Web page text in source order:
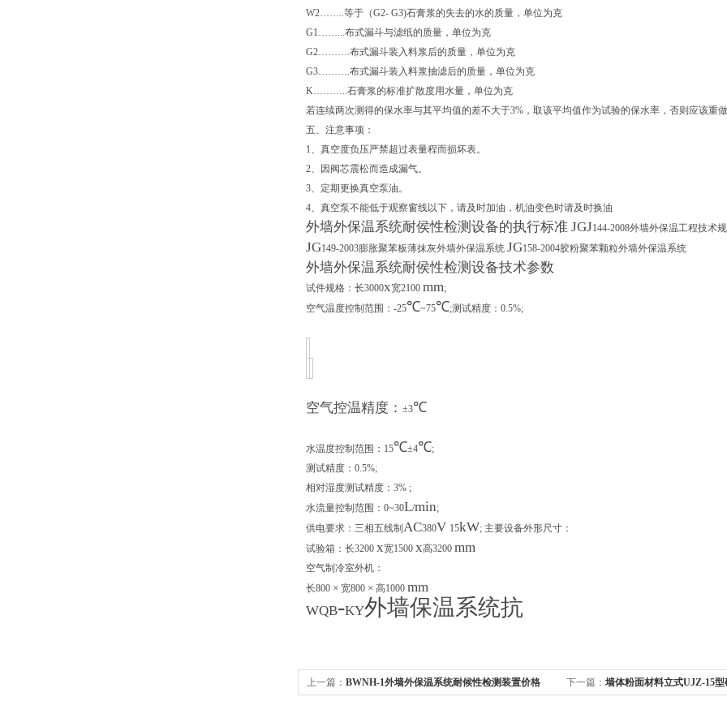
W2……..等于（G2- G3)石膏浆的失去的水的质量，单位为克
G1……...布式漏斗与滤纸的质量，单位为克
G2……….布式漏斗装入料浆后的质量，单位为克
G3……….布式漏斗装入料浆抽滤后的质量，单位为克
K………..石膏浆的标准扩散度用水量，单位为克
若连续两次测得的保水率与其平均值的差不大于3%，取该平均值作为试验的保水率，否则应该重做
五、注意事项：
1、真空度负压严禁超过表量程而损坏表。
2、因阀芯震松而造成漏气。
3、定期更换真空泵油。
4、真空泵不能低于观察窗线以下，请及时加油，机油变色时请及时换油
外墙外保温系统耐侯性检测设备的执行标准 JGJ144-2008外墙外保温工程技术
JG149-2003膨胀聚苯板薄抹灰外墙外保温系统 JG158-2004胶粉聚苯颗粒外墙外保温系统
外墙外保温系统耐侯性检测设备技术参数
试件规格：长3000x宽2100 mm;
空气温度控制范围： -25℃~75℃;测试精度：0.5%;
空气控温精度： ±3℃
水温度控制范围：15℃±4℃;
测试精度：0.5%;
相对湿度测试精度：3% ;
水流量控制范围： 0~30L/min;
供电要求：三相五线制 AC380V 15kW; 主要设备外形尺寸：
试验箱：长3200 x宽1500 x高3200 mm
空气制冷室外机：
长800 × 宽800 × 高1000 mm
WQB-KY外墙保温系统抗
上一篇： BWNH-1外墙外保温系统耐候性检测装置价格 下一篇： 墙体粉面材料立式UJZ-15